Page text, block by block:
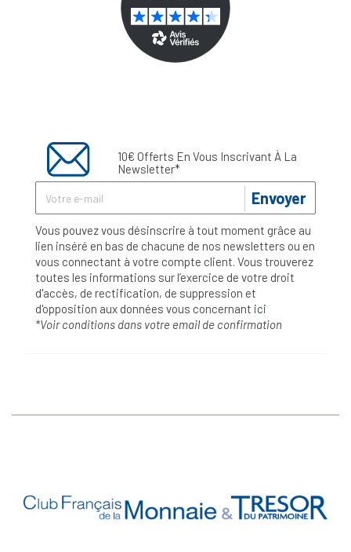
10€ Offerts En Vous Inscrivant À La
Newsletter*
Envoyer
Vous pouvez vous désinscrire à tout moment grâce au
lien inséré en bas de chacune de nos newsletters ou en
vous connectant à votre compte client. Vous trouverez
toutes les informations sur l’exercice de votre droit
d'accès, de rectification, de suppression et
d'opposition aux données vous concernant ici
*Voir conditions dans votre email de confirmation